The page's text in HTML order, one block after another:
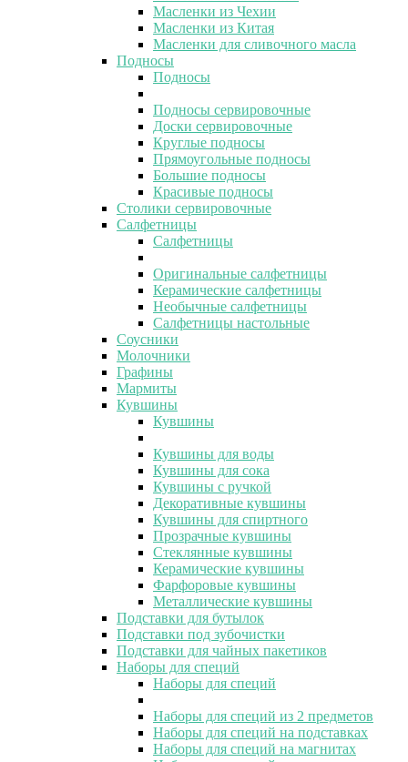
Масленки из Чехии
Масленки из Китая
Масленки для сливочного масла
Подносы
Подносы
Подносы сервировочные
Доски сервировочные
Круглые подносы
Прямоугольные подносы
Большие подносы
Красивые подносы
Столики сервировочные
Салфетницы
Салфетницы
Оригинальные салфетницы
Керамические салфетницы
Необычные салфетницы
Салфетницы настольные
Соусники
Молочники
Графины
Мармиты
Кувшины
Кувшины
Кувшины для воды
Кувшины для сока
Кувшины с ручкой
Декоративные кувшины
Кувшины для спиртного
Прозрачные кувшины
Стеклянные кувшины
Керамические кувшины
Фарфоровые кувшины
Металлические кувшины
Подставки для бутылок
Подставки под зубочистки
Подставки для чайных пакетиков
Наборы для специй
Наборы для специй
Наборы для специй из 2 предметов
Наборы для специй на подставках
Наборы для специй на магнитах